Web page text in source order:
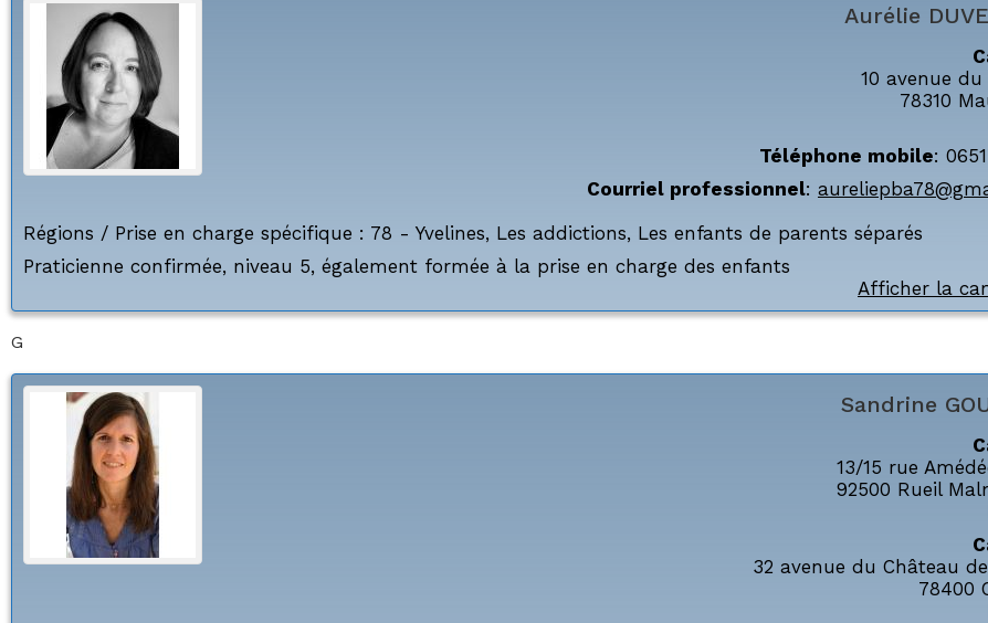
Aurélie
10 avenue du
78310
Téléphone mobile:
Courriel professionnel:
Régions / Prise en charge spécifique : 78 - Yvelines, Les addictions, Les enfants de parents séparés
Praticienne confirmée, niveau 5, également formée à la prise en charge des enfants
Afficher la
G
Sandrine
13/15 rue
92500 Rueil
32 avenue du Château
78400